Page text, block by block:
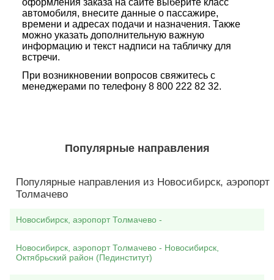
оформления заказа на сайте выберите класс
автомобиля, внесите данные о пассажире,
времени и адресах подачи и назначения. Также
можно указать дополнительную важную
информацию и текст надписи на табличку для
встречи.
При возникновении вопросов свяжитесь с
менеджерами по телефону 8 800 222 82 32.
Популярные направления
Популярные направления из Новосибирск, аэропорт
Толмачево
Новосибирск, аэропорт Толмачево -
Новосибирск, аэропорт Толмачево - Новосибирск,
Октябрьский район (Пединститут)